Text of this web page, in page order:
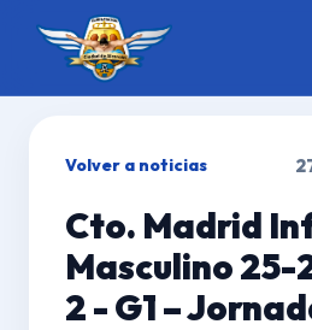
Volver a noticias
Cto. Madrid
Masculino 25-
2 - G1 –